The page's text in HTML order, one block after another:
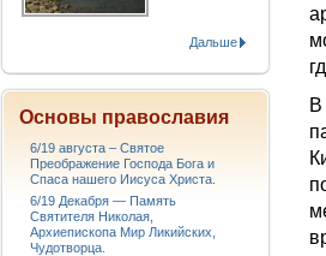
В
Дальше
Основы православия
6/19 августа – Святое
Преображение Господа Бога и
Спаса нашего Иисуса Христа.
6/19 Декабря — Память
Святителя Николая,
Архиепископа Мир Ликийских,
Чудотворца.